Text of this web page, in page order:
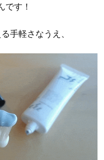
です！
手軽さなうえ、